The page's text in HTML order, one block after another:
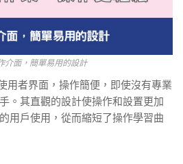
介面，簡單易用的設計
用者界面，操作簡便，即使沒有專業
。其直觀的設計使操作和設置更加
用戶使用，從而縮短了操作學習曲